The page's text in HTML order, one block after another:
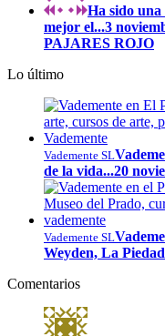
Ha sido
mejor el...3
PAJARES ROJO
Lo último
Vademente SL
de la vida...20
Vademente SL
Weyden, La Piedad
Comentarios